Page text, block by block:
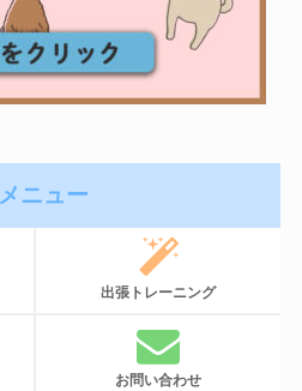
メニュー
出張トレーニング
お問い合わせ